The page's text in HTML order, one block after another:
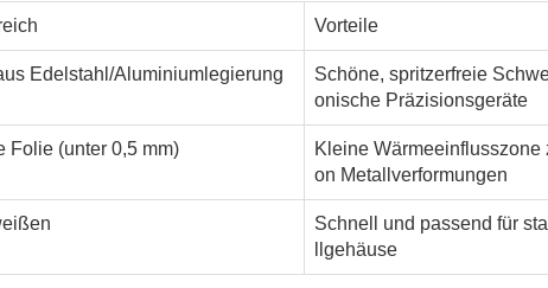
Vorteile
Edelstahl/Aluminiumlegierung
Schöne, spritzerfreie
onische Präzisionsgeräte
Folie (unter 0,5 mm)
Kleine Wärmeeinflusszone
on Metallverformungen
Schnell und passend für
llgehäuse